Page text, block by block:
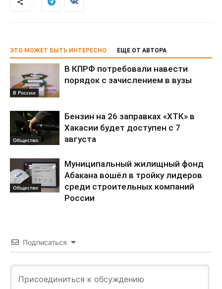
ЭТО МОЖЕТ БЫТЬ ИНТЕРЕСНО ЕЩЕ ОТ АВТОРА
В России
В КПРФ потребовали навести
порядок с зачислением в вузы
Общество
Бензин на 26 заправках «ХТК» в
Хакасии будет доступен с 7
августа
Общество
Муниципальный жилищный фонд
Абакана вошёл в тройку лидеров
среди строительных компаний
России
Подписаться